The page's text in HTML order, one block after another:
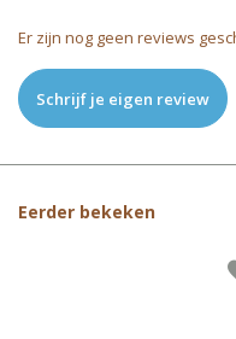
Er zijn nog geen reviews
Schrijf je eigen review
Eerder bekeken